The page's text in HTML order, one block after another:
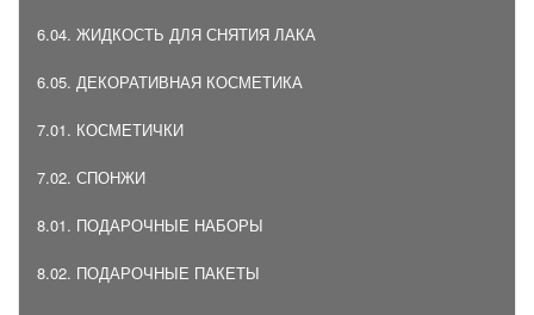
6.04. ЖИДКОСТЬ ДЛЯ СНЯТИЯ ЛАКА
6.05. ДЕКОРАТИВНАЯ КОСМЕТИКА
7.01. КОСМЕТИЧКИ
7.02. СПОНЖИ
8.01. ПОДАРОЧНЫЕ НАБОРЫ
8.02. ПОДАРОЧНЫЕ ПАКЕТЫ